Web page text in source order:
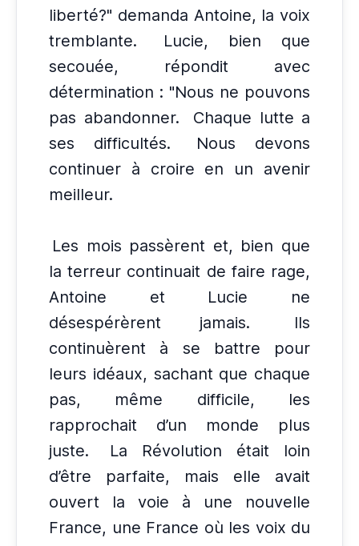
liberté?" demanda Antoine, la voix
tremblante.
Lucie, bien que
secouée, répondit avec
détermination : "Nous ne pouvons
pas abandonner.
Chaque lutte a
ses difficultés.
Nous devons
continuer à croire en un avenir
meilleur.
Les mois passèrent et, bien que
la terreur continuait de faire rage,
Antoine et Lucie ne
désespérèrent jamais.
Ils
continuèrent à se battre pour
leurs idéaux, sachant que chaque
pas, même difficile, les
rapprochait d’un monde plus
juste.
La Révolution était loin
d’être parfaite, mais elle avait
ouvert la voie à une nouvelle
France, une France où les voix du